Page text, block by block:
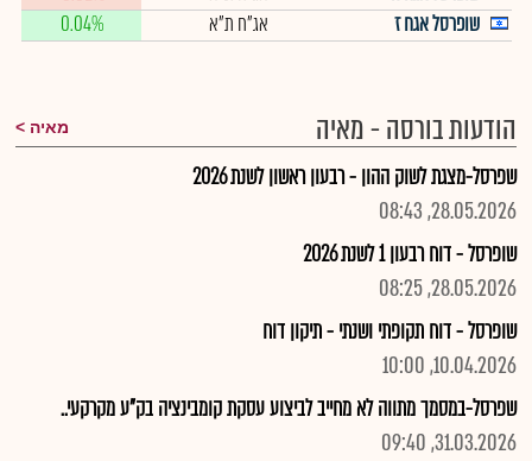
שופרסל אגח ז
אג"ח ת"א 0.04%
הודעות בורסה - מאיה מאיה
שפרסל-מצגת לשוק ההון - רבעון ראשון לשנת 2026
28.05.2026, 08:43
שופרסל - דוח רבעון 1 לשנת 2026
28.05.2026, 08:25
שופרסל - דוח תקופתי ושנתי - תיקון דוח
10.04.2026, 10:00
שפרסל-במסמך מתווה לא מחייב לביצוע עסקת קומבינציה בק"ע מקרקעי..
31.03.2026, 09:40